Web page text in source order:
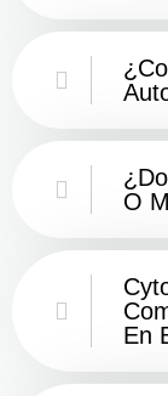
O
En